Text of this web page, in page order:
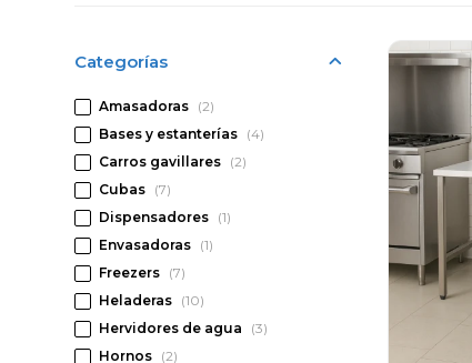
Categorías
Amasadoras (2)
Bases y estanterías (4)
Carros gavillares (2)
Cubas (7)
Dispensadores (1)
Envasadoras (1)
Freezers (7)
Heladeras (10)
Hervidores de agua
(3)
Hornos (2)